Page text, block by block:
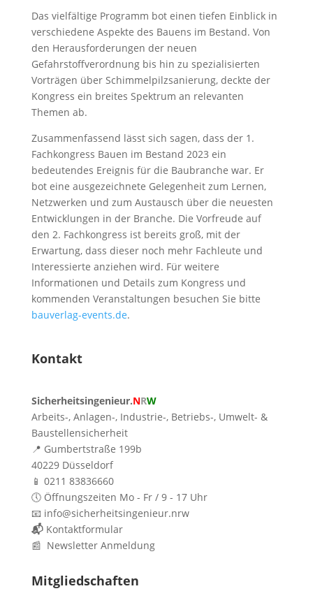
Das vielfältige Programm bot einen tiefen Einblick in
verschiedene Aspekte des Bauens im Bestand. Von
den Herausforderungen der neuen
Gefahrstoffverordnung bis hin zu spezialisierten
Vorträgen über Schimmelpilzsanierung, deckte der
Kongress ein breites Spektrum an relevanten
Themen ab.
Zusammenfassend lässt sich sagen, dass der 1.
Fachkongress Bauen im Bestand 2023 ein
bedeutendes Ereignis für die Baubranche war. Er
bot eine ausgezeichnete Gelegenheit zum Lernen,
Netzwerken und zum Austausch über die neuesten
Entwicklungen in der Branche. Die Vorfreude auf
den 2. Fachkongress ist bereits groß, mit der
Erwartung, dass dieser noch mehr Fachleute und
Interessierte anziehen wird. Für weitere
Informationen und Details zum Kongress und
kommenden Veranstaltungen besuchen Sie bitte
bauverlag-events.de.
Kontakt
Sicherheitsingenieur.NRW
Arbeits-, Anlagen-, Industrie-, Betriebs-, Umwelt- &
Baustellensicherheit
📍 Gumbertstraße 199b
40229 Düsseldorf
📱 0211 83836660
🕔 Öffnungszeiten Mo - Fr / 9 - 17 Uhr
📧 info@sicherheitsingenieur.nrw
📬 Kontaktformular
📰 Newsletter Anmeldung
Mitgliedschaften